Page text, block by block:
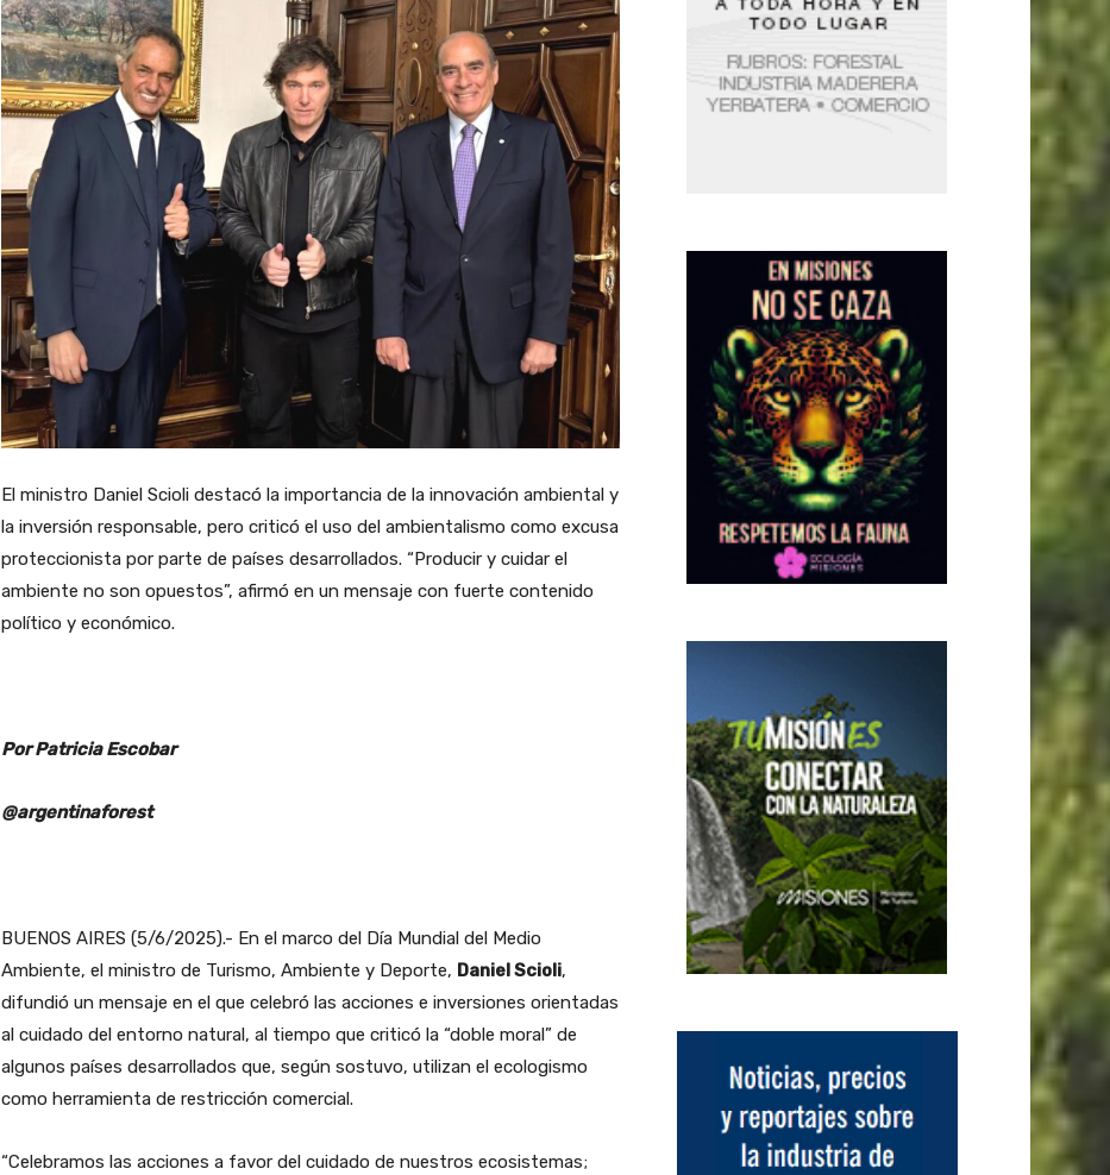
El ministro Daniel Scioli destacó la importancia de la innovación ambiental y
la inversión responsable, pero criticó el uso del ambientalismo como excusa
proteccionista por parte de países desarrollados. “Producir y cuidar el
ambiente no son opuestos”, afirmó en un mensaje con fuerte contenido
político y económico.
Por Patricia Escobar
@argentinaforest
BUENOS AIRES (5/6/2025).- En el marco del Día Mundial del Medio
Ambiente, el ministro de Turismo, Ambiente y Deporte, Daniel Scioli,
difundió un mensaje en el que celebró las acciones e inversiones orientadas
al cuidado del entorno natural, al tiempo que criticó la “doble moral” de
algunos países desarrollados que, según sostuvo, utilizan el ecologismo
como herramienta de restricción comercial.
“Celebramos las acciones a favor del cuidado de nuestros ecosistemas;